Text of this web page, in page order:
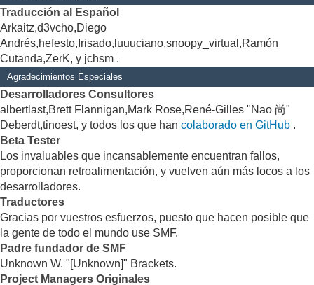
Traducción al Español
Arkaitz,d3vcho,Diego
Andrés,hefesto,Irisado,luuuciano,snoopy_virtual,Ramón
Cutanda,ZerK, y jchsm .
Agradecimientos Especiales
Desarrolladores Consultores
albertlast,Brett Flannigan,Mark Rose,René-Gilles "Nao 尚"
Deberdt,tinoest, y todos los que han colaborado en GitHub .
Beta Tester
Los invaluables que incansablemente encuentran fallos,
proporcionan retroalimentación, y vuelven aún más locos a los
desarrolladores.
Traductores
Gracias por vuestros esfuerzos, puesto que hacen posible que
la gente de todo el mundo use SMF.
Padre fundador de SMF
Unknown W. "[Unknown]" Brackets.
Project Managers Originales